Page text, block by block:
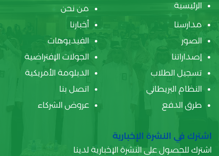
الرئيسية
من نحن
مدارسنا
أخبارنا
الصور
الفيديوهات
إصداراتنا
الجولات الإفتراضية
تسجيل الطلاب
الدبلومة الأمريكية
النظام البريطاني
اتصل بنا
طرق الدفع
عروض الشركاء
اشترك في النشرة الإخبارية
اشترك للحصول على النشرة الإخبارية لدينا